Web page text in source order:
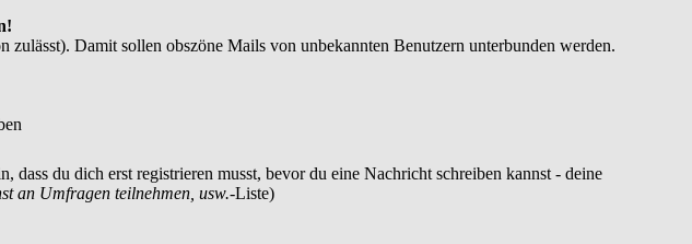
Damit sollen obszöne Mails von unbekannten Benutzern unterbunden werden.
du dich erst registrieren musst, bevor du eine Nachricht schreiben kannst - deine
an Umfragen teilnehmen, usw.-Liste)